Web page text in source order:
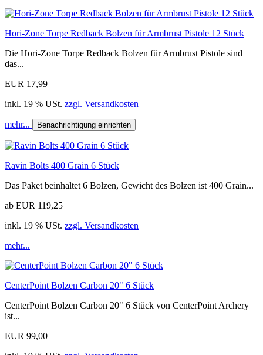
Hori-Zone Torpe Redback Bolzen für Armbrust Pistole 12 Stück
Die Hori-Zone Torpe Redback Bolzen für Armbrust Pistole sind
das...
EUR 17,99
inkl. 19 % USt. zzgl. Versandkosten
mehr... Benachrichtigung einrichten
Ravin Bolts 400 Grain 6 Stück
Das Paket beinhaltet 6 Bolzen, Gewicht des Bolzen ist 400 Grain...
ab EUR 119,25
inkl. 19 % USt. zzgl. Versandkosten
mehr...
CenterPoint Bolzen Carbon 20" 6 Stück
CenterPoint Bolzen Carbon 20" 6 Stück von CenterPoint Archery
ist...
EUR 99,00